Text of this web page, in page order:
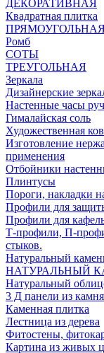
ДЕКОРАТИВНАЯ
Квадратная плитка
Ромб
СОТЫ
ТРЕУГОЛЬНАЯ
Зеркала
Дизайнерские
Настенные часы
Гималайская соль
Художественная
Изготовление
применения
Отбойники
Плинтусы
Пороги, накладки
Профили для
Профили для
Т-профили, П-
стыков.
Натуральный
НАТУРАЛЬНЫЙ
Натуральный
3 Д панели из камня
Каменная плитка
Лестница из дерева
Фитостены,
Картина из живых